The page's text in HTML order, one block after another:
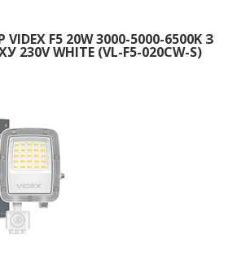
F5 20W 3000-5000-6500K З
WHITE (VL-F5-020CW-S)